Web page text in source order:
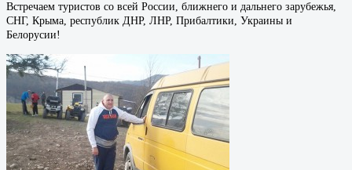
Встречаем туристов со всей России, ближнего и дальнего зарубежья,
СНГ, Крыма, республик ДНР, ЛНР, Прибалтики, Украины и
Белорусии!